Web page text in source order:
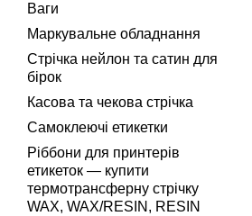
Ваги
Маркувальне обладнання
Стрічка нейлон та сатин для
бірок
Касова та чекова стрічка
Самоклеючі етикетки
Ріббони для принтерів
етикеток — купити
термотрансферну стрічку
WAX, WAX/RESIN, RESIN